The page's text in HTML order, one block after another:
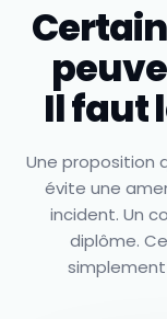
Il faut
Une proposition
évite une
incident. Un
diplôme.